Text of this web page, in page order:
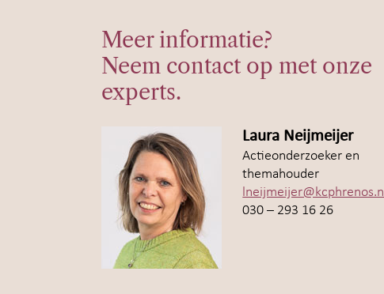
Meer informatie?
Neem contact op met onze
experts.
Laura Neijmeijer
Actieonderzoeker en
themahouder
lneijmeijer@kcphrenos.nl
030 – 293 16 26